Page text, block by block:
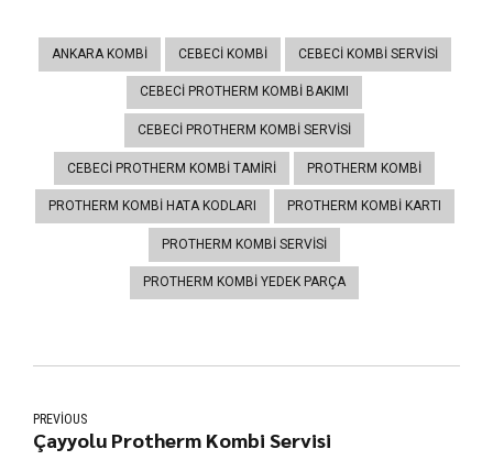
ANKARA KOMBI CEBECI KOMBI CEBECI KOMBI SERVISI
CEBECI PROTHERM KOMBI BAKIMI
CEBECI PROTHERM KOMBI SERVISI
CEBECI PROTHERM KOMBI TAMIRI PROTHERM KOMBI
PROTHERM KOMBI HATA KODLARI PROTHERM KOMBI KARTI
PROTHERM KOMBI SERVISI
PROTHERM KOMBI YEDEK PARÇA
PREVIOUS
Çayyolu Protherm Kombi Servisi